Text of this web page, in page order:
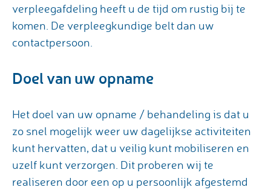
verpleegafdeling heeft u de tijd om rustig bij te
komen. De verpleegkundige belt dan uw
contactpersoon.
Doel van uw opname
Het doel van uw opname / behandeling is dat u
zo snel mogelijk weer uw dagelijkse activiteiten
kunt hervatten, dat u veilig kunt mobiliseren en
uzelf kunt verzorgen. Dit proberen wij te
realiseren door een op u persoonlijk afgestemd